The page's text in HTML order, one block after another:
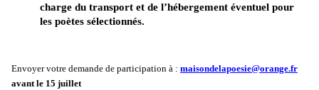
charge du transport et de l’hébergement éventuel pour
les poètes sélectionnés.
Envoyer votre demande de participation à : maisondelapoesie@orange.fr
avant le 15 juillet